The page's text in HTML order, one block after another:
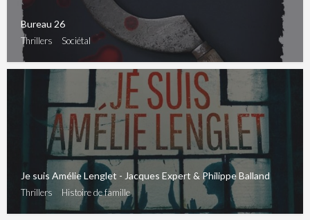
Bureau 26
Thrillers Sociétal
Je suis Amélie Lenglet - Jacques Expert & Philippe Balland
Thrillers Histoire de famille